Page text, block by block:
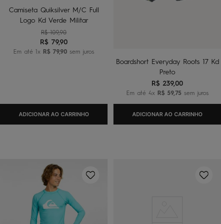
Camiseta Quiksilver M/C Full
Logo Kd Verde Militar
R$ 109,90
R$ 79,90
Em até 1x R$ 79,90 sem juros
ADICIONAR AO CARRINHO
Boardshort Everyday Roots 17 Kd
Preto
R$ 239,00
Em até 4x R$ 59,75 sem juros
ADICIONAR AO CARRINHO